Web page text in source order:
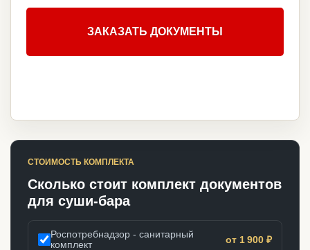
ЗАКАЗАТЬ ДОКУМЕНТЫ
СТОИМОСТЬ КОМПЛЕКТА
Сколько стоит комплект документов
для суши-бара
Роспотребнадзор - санитарный
комплект
от 1 900 ₽